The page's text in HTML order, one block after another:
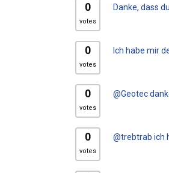
0
votes
Danke, dass
0
votes
Ich habe mir
0
votes
@Geotec
0
votes
@trebtrab ich